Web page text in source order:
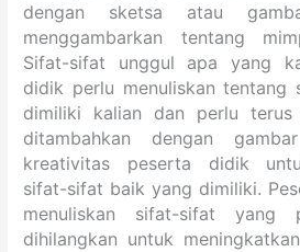
dengan sketsa atau
menggambarkan tentang
Sifat-sifat unggul apa yang
didik perlu menuliskan
dimiliki kalian dan perlu terus
ditambahkan dengan
kreativitas peserta didik
sifat-sifat baik yang dimiliki.
menuliskan sifat-sifat yang
dihilangkan untuk